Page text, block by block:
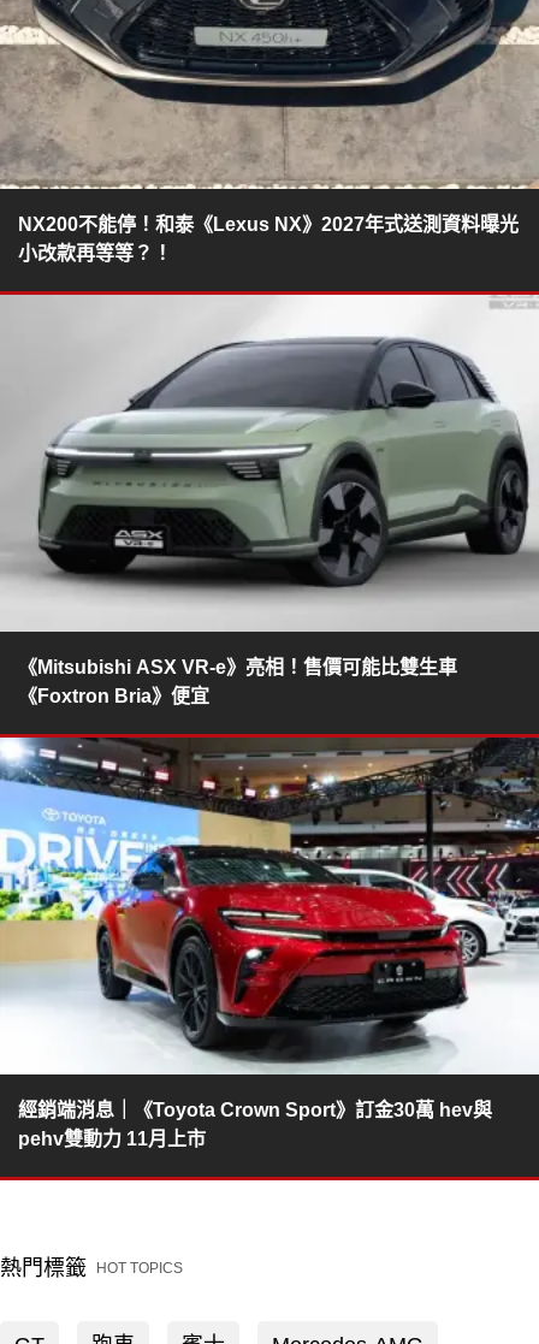
NX200不能停！和泰《Lexus NX》2027年式送測資料曝光
小改款再等等？！
《Mitsubishi ASX VR-e》亮相！售價可能比雙生車
《Foxtron Bria》便宜
經銷端消息｜《Toyota Crown Sport》訂金30萬 hev與
pehv雙動力 11月上市
熱門標籤 HOT TOPICS